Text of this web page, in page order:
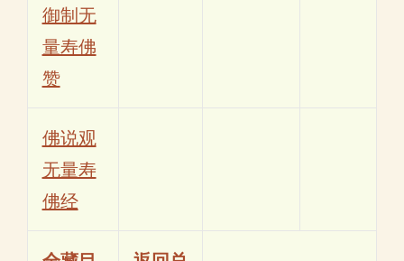
御制无
量寿佛
赞
佛说观
无量寿
佛经